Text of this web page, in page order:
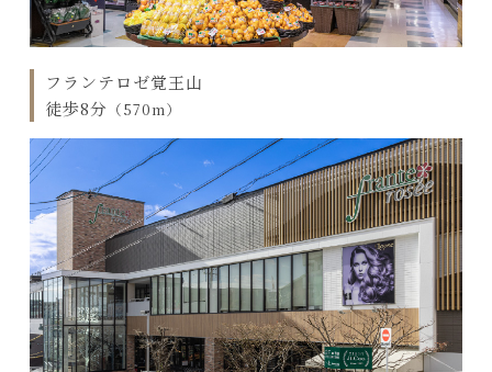
フランテロゼ覚王山
徒歩8分 （570m）